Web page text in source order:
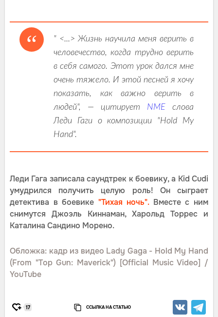
" <...> Жизнь научила меня верить в
человечество, когда трудно верить
в себя самого. Этот урок дался мне
очень тяжело. И этой песней я хочу
показать, как важно верить в
людей", — цитирует NME слова
Леди Гаги о композиции "Hold My
Hand".
Леди Гага записала саундтрек к боевику, а Kid Cudi
умудрился получить целую роль! Он сыграет
детектива в боевике "Тихая ночь". Вместе с ним
снимутся Джоэль Киннаман, Харольд Торрес и
Каталина Сандино Морено.
Обложка: кадр из видео Lady Gaga - Hold My Hand
(From "Top Gun: Maverick") [Official Music Video] /
YouTube
17 ССЫЛКА НА СТАТЬЮ